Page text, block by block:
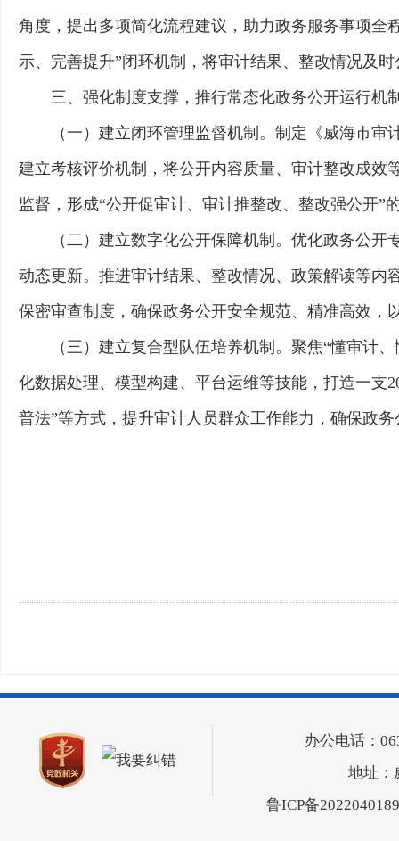
角度，提出多项简化流程建议，助力政务服务事项全
示、完善提升”闭环机制，将审计结果、整改情况及
三、强化制度支撑，推行常态化政务公开运行机
（一）建立闭环管理监督机制。制定《威海市
建立考核评价机制，将公开内容质量、审计整改成
监督，形成“公开促审计、审计推整改、整改强公开”
（二）建立数字化公开保障机制。优化政务公
动态更新。推进审计结果、整改情况、政策解读等
保密审查制度，确保政务公开安全规范、精准高效，
（三）建立复合型队伍培养机制。聚焦“懂审计
化数据处理、模型构建、平台运维等技能，打造一支
普法”等方式，提升审计人员群众工作能力，确保政
办公电话：
地址：
鲁ICP备